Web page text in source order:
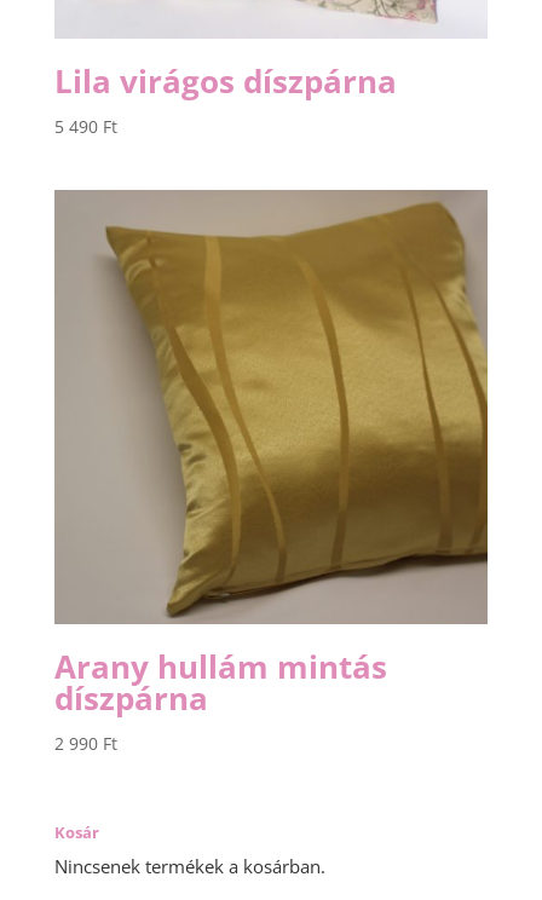
Lila virágos díszpárna
5 490 Ft
Arany hullám mintás
díszpárna
2 990 Ft
Kosár
Nincsenek termékek a kosárban.